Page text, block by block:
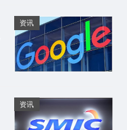
资讯
资讯